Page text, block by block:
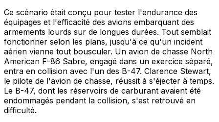
Ce scénario était conçu pour tester l'endurance des
équipages et l'efficacité des avions embarquant des
armements lourds sur de longues durées. Tout semblait
fonctionner selon les plans, jusqu'à ce qu'un incident
aérien vienne tout bousculer. Un avion de chasse North
American F-86 Sabre, engagé dans un exercice séparé,
entra en collision avec l'un des B-47. Clarence Stewart,
le pilote de l'avion de chasse, réussit à s'éjecter à temps.
Le B-47, dont les réservoirs de carburant avaient été
endommagés pendant la collision, s'est retrouvé en
difficulté.